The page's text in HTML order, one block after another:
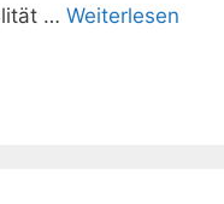
… Weiterlesen